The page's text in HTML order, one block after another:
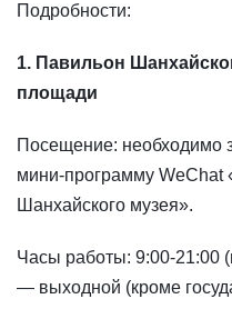
Подробности:
1. Павильон
площади
Посещение: необходимо
мини-программу
Шанхайского музея».
Часы работы: 9:00-21:00
— выходной (кроме